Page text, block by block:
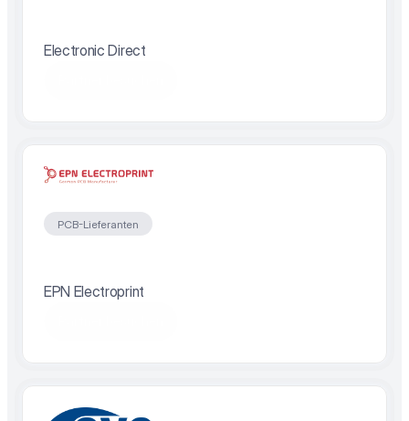
Electronic Direct
PCB-Lieferanten
EPN Electroprint